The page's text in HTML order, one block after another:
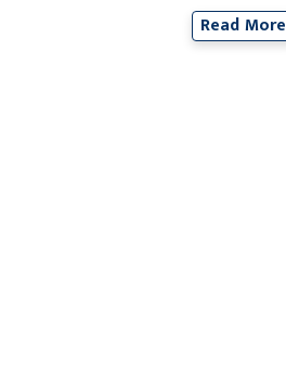
Read More